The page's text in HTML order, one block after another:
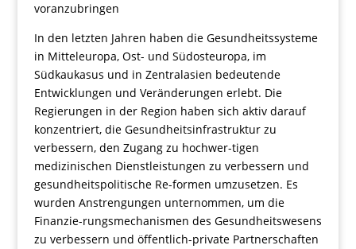
voranzubringen
In den letzten Jahren haben die Gesundheitssysteme
in Mitteleuropa, Ost- und Südosteuropa, im
Südkaukasus und in Zentralasien bedeutende
Entwicklungen und Veränderungen erlebt. Die
Regierungen in der Region haben sich aktiv darauf
konzentriert, die Gesundheitsinfrastruktur zu
verbessern, den Zugang zu hochwer-tigen
medizinischen Dienstleistungen zu verbessern und
gesundheitspolitische Re-formen umzusetzen. Es
wurden Anstrengungen unternommen, um die
Finanzie-rungsmechanismen des Gesundheitswesens
zu verbessern und öffentlich-private Partnerschaften